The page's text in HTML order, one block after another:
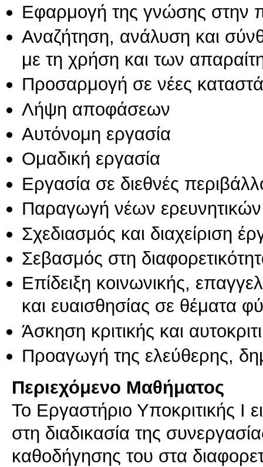
Εφαρμογή της γνώσης στην
Αναζήτηση, ανάλυση και
με τη χρήση και των
Προσαρμογή σε νέες
Λήψη αποφάσεων
Αυτόνομη εργασία
Ομαδική εργασία
Εργασία σε διεθνές
Παραγωγή νέων
Σχεδιασμός και διαχείριση
Σεβασμός στη
Επίδειξη κοινωνικής,
και ευαισθησίας σε θέματα
Άσκηση κριτικής και
Προαγωγή της ελεύθερης,
Περιεχόμενο Μαθήματος
Το Εργαστήριο Υποκριτικής I
στη διαδικασία της
καθοδήγησης του στα